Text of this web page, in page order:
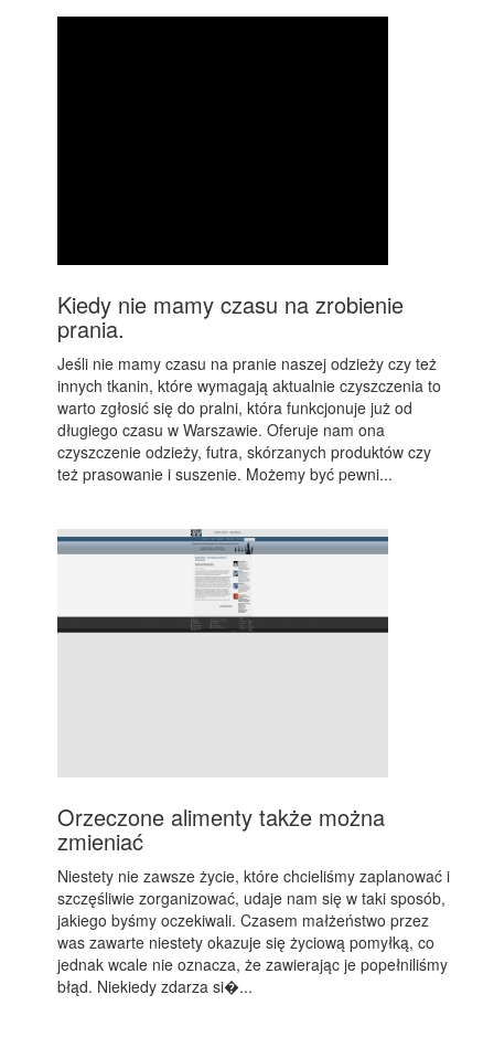
Kiedy nie mamy czasu na zrobienie
prania.
Jeśli nie mamy czasu na pranie naszej odzieży czy też
innych tkanin, które wymagają aktualnie czyszczenia to
warto zgłosić się do pralni, która funkcjonuje już od
długiego czasu w Warszawie. Oferuje nam ona
czyszczenie odzieży, futra, skórzanych produktów czy
też prasowanie i suszenie. Możemy być pewni...
Orzeczone alimenty także można
zmieniać
Niestety nie zawsze życie, które chcieliśmy zaplanować i
szczęśliwie zorganizować, udaje nam się w taki sposób,
jakiego byśmy oczekiwali. Czasem małżeństwo przez
was zawarte niestety okazuje się życiową pomyłką, co
jednak wcale nie oznacza, że zawierając je popełniliśmy
błąd. Niekiedy zdarza si�...